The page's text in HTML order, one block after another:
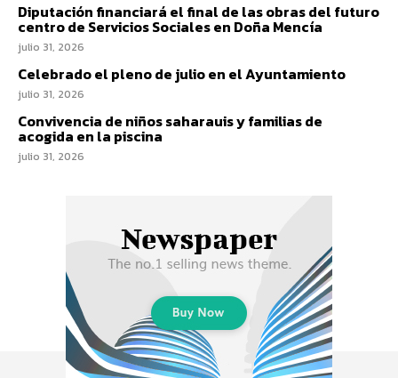
Diputación financiará el final de las obras del futuro
centro de Servicios Sociales en Doña Mencía
julio 31, 2026
Celebrado el pleno de julio en el Ayuntamiento
julio 31, 2026
Convivencia de niños saharauis y familias de
acogida en la piscina
julio 31, 2026